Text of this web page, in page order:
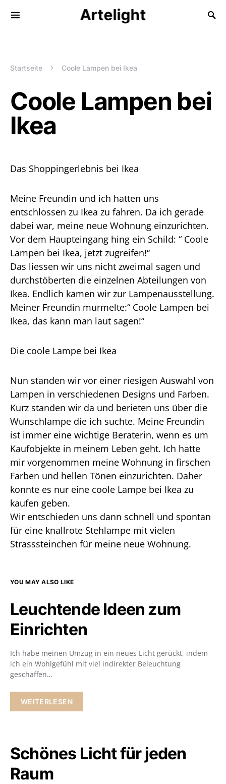
Artelight
Startseite Coole Lampen bei Ikea
Coole Lampen bei
Ikea
Das Shoppingerlebnis bei Ikea
Meine Freundin und ich hatten uns
entschlossen zu Ikea zu fahren. Da ich gerade
dabei war, meine neue Wohnung einzurichten.
Vor dem Haupteingang hing ein Schild: “ Coole
Lampen bei Ikea, jetzt zugreifen!“
Das liessen wir uns nicht zweimal sagen und
durchstöberten die einzelnen Abteilungen von
Ikea. Endlich kamen wir zur Lampenausstellung.
Meiner Freundin murmelte:“ Coole Lampen bei
Ikea, das kann man laut sagen!“
Die coole Lampe bei Ikea
Nun standen wir vor einer riesigen Auswahl von
Lampen in verschiedenen Designs und Farben.
Kurz standen wir da und berieten uns über die
Wunschlampe die ich suchte. Meine Freundin
ist immer eine wichtige Beraterin, wenn es um
Kaufobjekte in meinem Leben geht. Ich hatte
mir vorgenommen meine Wohnung in firschen
Farben und hellen Tönen einzurichten. Daher
konnte es nur eine coole Lampe bei Ikea zu
kaufen geben.
Wir entschieden uns dann schnell und spontan
für eine knallrote Stehlampe mit vielen
Strasssteinchen für meine neue Wohnung.
YOU MAY ALSO LIKE
Leuchtende Ideen zum
Einrichten
Ich habe meinen Umzug in ein neues Licht gerückt, indem
ich ein Wohlgefühl mit viel indirekter Beleuchtung
geschaffen…
WEITERLESEN
Schönes Licht für jeden
Raum